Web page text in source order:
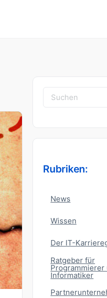
Suchen
nach:
Rubriken:
News
Wissen
Der IT-
Ratgeber für
Programmierer
Informatiker